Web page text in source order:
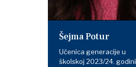
Šejma Potur
Učenica generacije u
školskoj 2023/24. godini